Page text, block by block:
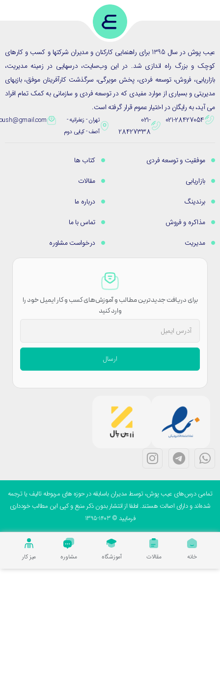
عیب پوش در سال 1395 برای راهنمایی کارکنان و مدیران شرکتها و کسب و کارهای
و بزرگ راه اندازی شد. در این وب‌سایت، درسهایی در زمینه مدیریت،
فروش، توسعه فردی، پخش مویرگی، سرگذشت کارآفرینان موفق، بازیهای
و بسیاری از موارد مفیدی که در توسعه فردی و سازمانی به کمک تمام افراد
به رایگان در اختیار عموم قرار گرفته است.
021-28427054
021-
28427338
تهران - زعفرانیه -
آصف - کیایی دوم
eybpoush@gmail.com
موفقیت و توسعه فردی
بازاریابی
برندینگ
مذاکره و فروش
مدیریت
کتاب ها
مقالات
درباره ما
تماس با ما
درخواست مشاوره
برای دریافت جدیدترین مطالب و آموزش‌های کسب و کار ایمیل خود را
وارد کنید
ارسال
درس‌های عیب پوش، توسط مدیران باسابقه در حوزه های مربوطه تالیف یا ترجمه
و دارای اصالت هستند. لطفا از انتشار بدون ذکر منبع و کپی این مطالب خودداری
فرمایید © 1403-1395
مقالات آموزشگاه مشاوره